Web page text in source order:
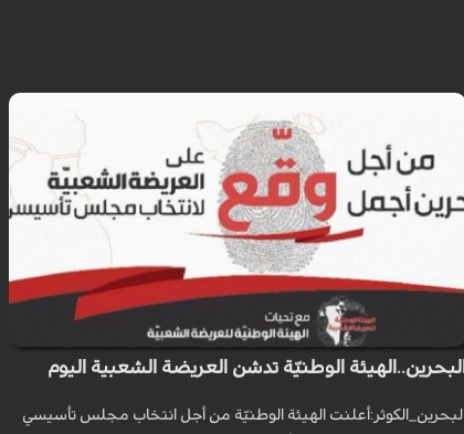
البحرين..الهيئة الوطنيّة تدشن العريضة الشعبية اليوم
البحرين_الكوثر:أعلنت الهيئة الوطنيّة من أجل انتخاب مجلس تأسيسي